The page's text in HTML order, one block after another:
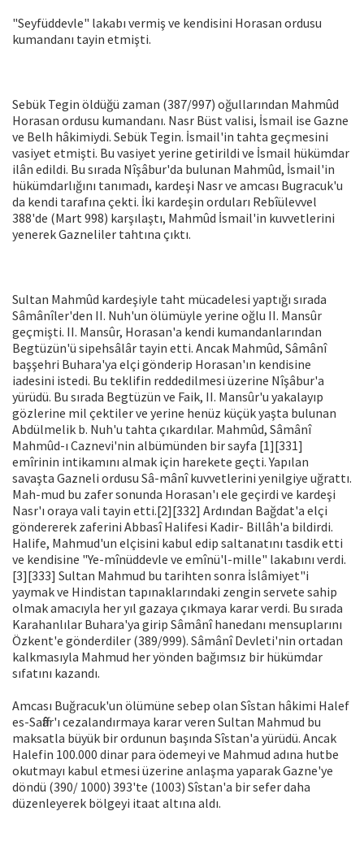
"Seyfüddevle" lakabı vermiş ve kendisini Horasan ordu­su
kumandanı tayin etmişti.
Sebük Tegin öldüğü zaman (387/997) oğullarından Mahmûd
Horasan ordusu kumandanı. Nasr Büst valisi, İsmail ise Gazne
ve Belh hâkimiydi. Sebük Tegin. İs­mail'in tahta geçmesini
vasiyet etmişti. Bu vasiyet yerine getirildi ve İsmail hü­kümdar
ilân edildi. Bu sırada Nîşâbur'da bulunan Mahmûd, İsmail'in
hükümdar­lığını tanımadı, kardeşi Nasr ve amcası Bugracuk'u
da kendi tarafına çekti. İki kardeşin orduları Rebîülevvel
388'de (Mart 998) karşılaştı, Mahmûd İsmail'in kuvvetlerini
yenerek Gazneliler tahtına çıktı.
Sultan Mahmûd kardeşiyle taht mü­cadelesi yaptığı sırada
Sâmânîler'den II. Nuh'un ölümüyle yerine oğlu II. Mansûr
geçmişti. II. Mansûr, Horasan'a kendi ku­mandanlarından
Begtüzün'ü sipehsâlâr tayin etti. Ancak Mahmûd, Sâmânî
baş­şehri Buhara'ya elçi gönderip Horasan'ın kendisine
iadesini istedi. Bu teklifin red­dedilmesi üzerine Nîşâbur'a
yürüdü. Bu sırada Begtüzün ve Faik, II. Mansûr'u ya­kalayıp
gözlerine mil çektiler ve yerine he­nüz küçük yaşta bulunan
Abdülmelik b. Nuh'u tahta çıkardılar. Mahmûd, Sâmânî
Mahmûd-ı Caznevi'nin albümünden bir sayfa [1][331]
emîrinin intikamını almak için harekete geçti. Yapılan
savaşta Gazneli ordusu Sâ-mânî kuvvetlerini yenilgiye uğrattı.
Mah-mud bu zafer sonunda Horasan'ı ele ge­çirdi ve kardeşi
Nasr'ı oraya vali tayin etti.[2][332] Ardından Bağdat'a elçi
göndererek zafe­rini Abbasî Halifesi Kadir- Billâh'a bildir­di.
Halife, Mahmud'un elçisini kabul edip saltanatını tasdik etti
ve kendisine "Ye-mînüddevle ve emînü'l-mille" lakabını verdi.
[3][333] Sultan Mahmud bu tarihten sonra İslâmiyet"i
yaymak ve Hindistan tapınaklarındaki zengin servete sahip
olmak amacıyla her yıl gazaya çıkmaya karar verdi. Bu sırada
Karahanlılar Buhara'ya girip Sâmânî ha­nedanı mensuplarını
Özkent'e gönderdi­ler (389/999). Sâmânî Devleti'nin ortadan
kalkmasıyla Mahmud her yönden bağım­sız bir hükümdar
sıfatını kazandı.
Amcası Buğracuk'un ölümüne sebep olan Sîstan hâkimi Halef
es-Saffâr'ı ceza­landırmaya karar veren Sultan Mahmud bu
maksatla büyük bir ordunun başında Sîstan'a yürüdü. Ancak
Halefin 100.000 dinar para ödemeyi ve Mahmud adına hutbe
okutmayı kabul etmesi üzerine anlaşma yaparak Gazne'ye
döndü (390/ 1000) 393'te (1003) Sîstan'a bir sefer daha
düzenleyerek bölgeyi itaat altına aldı.